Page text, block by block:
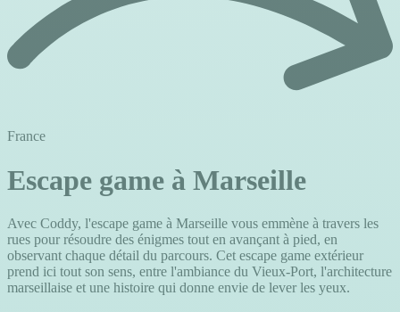
France
Escape game à Marseille
Avec Coddy, l'escape game à Marseille vous emmène à travers les
rues pour résoudre des énigmes tout en avançant à pied, en
observant chaque détail du parcours. Cet escape game extérieur
prend ici tout son sens, entre l'ambiance du Vieux-Port, l'architecture
marseillaise et une histoire qui donne envie de lever les yeux.